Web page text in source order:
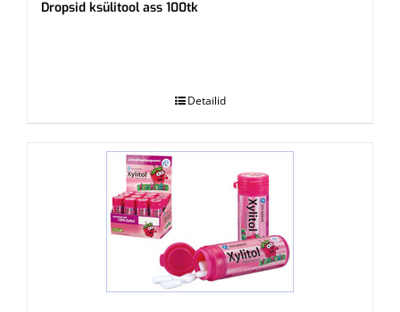
Dropsid ksülitool ass 100tk
Detailid